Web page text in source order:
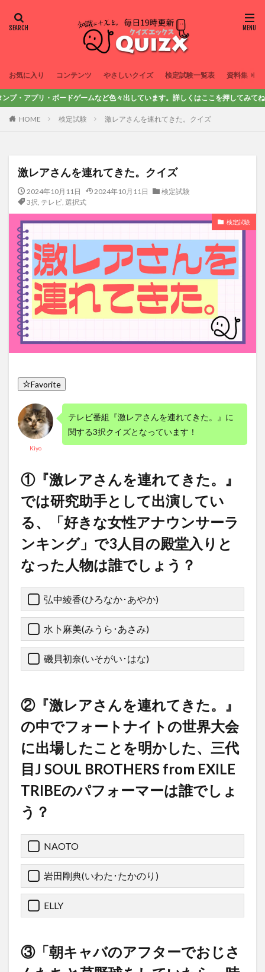
お気に入り コンテンツ やさしいクイズ 検定試験一覧表 資料集
ゲームなど色々出しています。詳しくはここを押してみてね！
HOME 検定試験 激レアさんを連れてきた。クイズ
激レアさんを連れてきた。クイズ
2024年10月11日 2024年10月11日
検定試験
3択, テレビ, 選択式
検定試験
Favorite
Kiyo
テレビ番組『激レアさんを連れてきた。』に
関する3択クイズとなっています！
①『激レアさんを連れてきた。』
では研究助手として出演してい
る、「好きな女性アナウンサーラ
ンキング」で3人目の殿堂入りと
なった人物は誰でしょう？
弘中綾香(ひろなか･あやか)
水卜麻美(みうら･あさみ)
磯貝初奈(いそがい･はな)
②『激レアさんを連れてきた。』
の中でフォートナイトの世界大会
に出場したことを明かした、三代
目J SOUL BROTHERS from EXILE
TRIBEのパフォーマーは誰でしょ
う？
NAOTO
岩田剛典(いわた･たかのり)
ELLY
③「朝キャバのアフターでおじさ